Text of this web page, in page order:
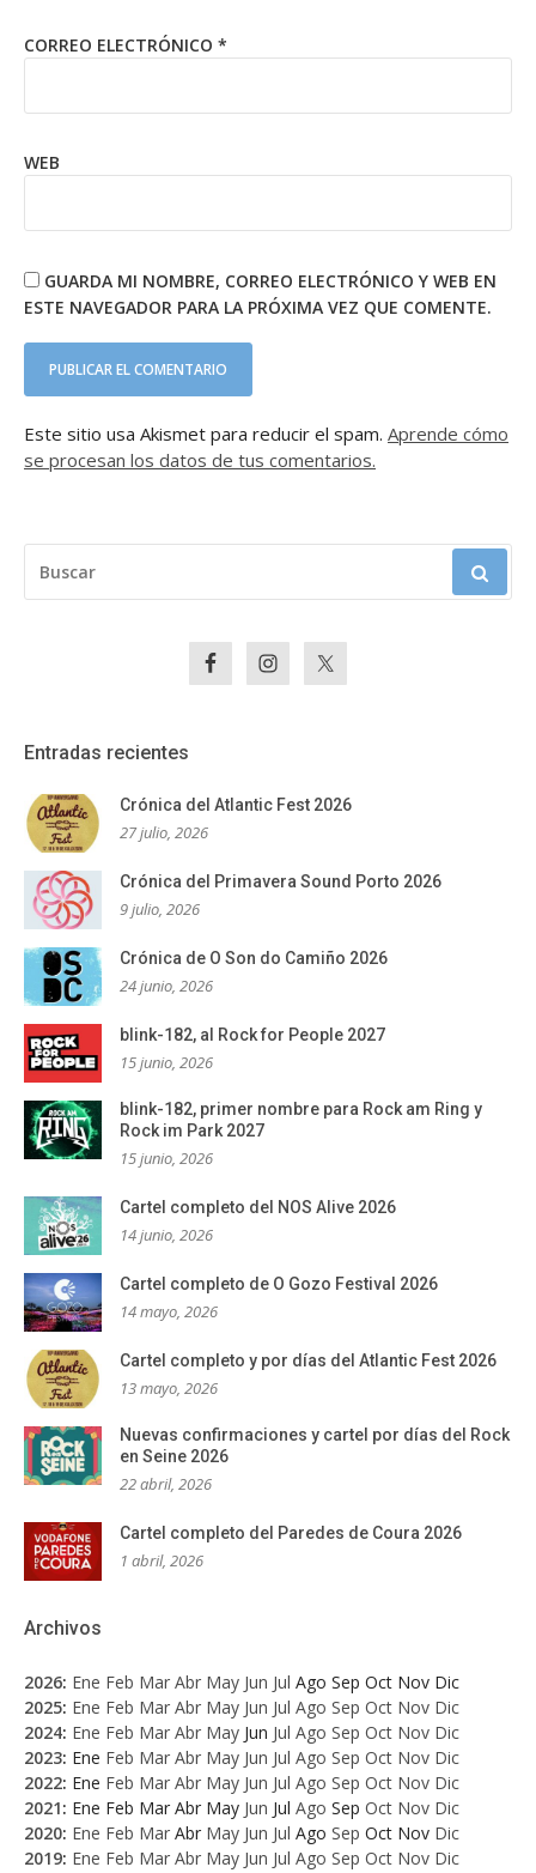
CORREO ELECTRÓNICO *
WEB
GUARDA MI NOMBRE, CORREO ELECTRÓNICO Y WEB EN
ESTE NAVEGADOR PARA LA PRÓXIMA VEZ QUE COMENTE.
Este sitio usa Akismet para reducir el spam. Aprende cómo
se procesan los datos de tus comentarios.
Entradas recientes
Crónica del Atlantic Fest 2026
27 julio, 2026
Crónica del Primavera Sound Porto 2026
9 julio, 2026
Crónica de O Son do Camiño 2026
24 junio, 2026
blink-182, al Rock for People 2027
15 junio, 2026
blink-182, primer nombre para Rock am Ring y
Rock im Park 2027
15 junio, 2026
Cartel completo del NOS Alive 2026
14 junio, 2026
Cartel completo de O Gozo Festival 2026
14 mayo, 2026
Cartel completo y por días del Atlantic Fest 2026
13 mayo, 2026
Nuevas confirmaciones y cartel por días del Rock
en Seine 2026
22 abril, 2026
Cartel completo del Paredes de Coura 2026
1 abril, 2026
Archivos
2026: Ene Feb Mar Abr May Jun Jul Ago Sep Oct Nov Dic
2025: Ene Feb Mar Abr May Jun Jul Ago Sep Oct Nov Dic
2024: Ene Feb Mar Abr May Jun Jul Ago Sep Oct Nov Dic
2023: Ene Feb Mar Abr May Jun Jul Ago Sep Oct Nov Dic
2022: Ene Feb Mar Abr May Jun Jul Ago Sep Oct Nov Dic
2021: Ene Feb Mar Abr May Jun Jul Ago Sep Oct Nov Dic
2020: Ene Feb Mar Abr May Jun Jul Ago Sep Oct Nov Dic
2019: Ene Feb Mar Abr May Jun Jul Ago Sep Oct Nov Dic